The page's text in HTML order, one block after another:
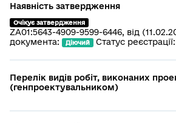
Наявність затвердження
Очікує затвердження
ZA01:5643-4909-9599-6446, від
документа:
Діючий Статус реєстрації:
Перелік видів робіт, виконаних
(генпроектувальником)